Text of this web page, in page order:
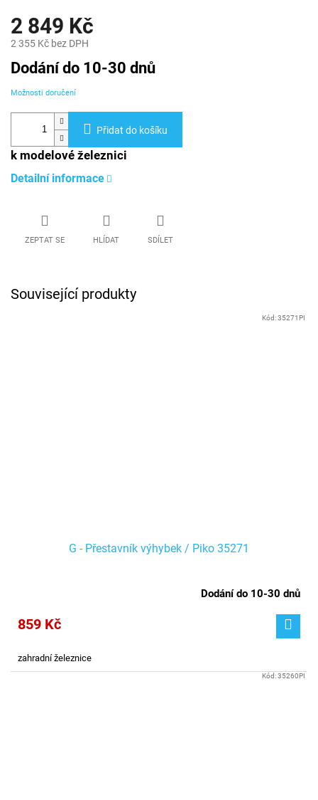
2 849 Kč
2 355 Kč bez DPH
Měrná
cena:
Dodání do 10-30 dnů
Možnosti doručení
Přidat do košíku
k modelové železnici
Detailní informace
ZEPTAT SE HLÍDAT SDÍLET
Související produkty
G - Přestavník výhybek / Piko 35271
Dodání do 10-30 dnů
859 Kč
zahradní železnice
Kód:35271PI
Kód:35260PI